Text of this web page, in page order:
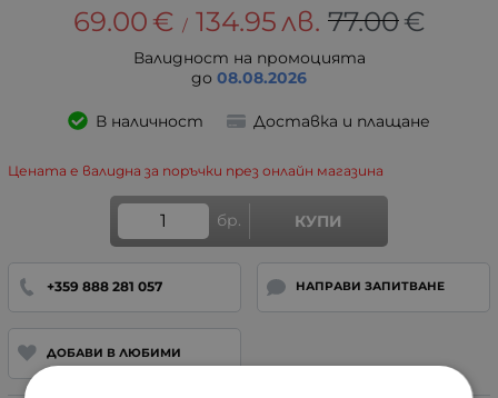
77.00€
69.00 € / 134.95лв.
Валидност на промоцията
до 08.08.2026
В наличност Доставка и плащане
Цената е валидна за поръчки през онлайн магазина
бр. КУПИ
+359 888 281 057 НАПРАВИ ЗАПИТВАНЕ
ДОБАВИ В ЛЮБИМИ